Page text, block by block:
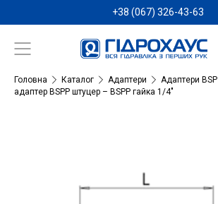
+38 (067) 326-43-63
Головна Каталог Адаптери
Адаптери BSP
адаптер BSPP штуцер – BSPP гайка 1/4″